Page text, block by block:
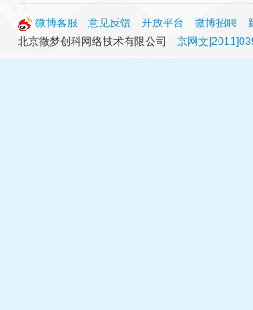
微博客服 意见反馈 开放平台 微博招聘
北京微梦创科网络技术有限公司 京网文